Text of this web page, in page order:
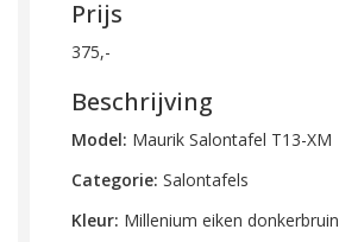
Prijs
375,-
Beschrijving
Model: Maurik Salontafel T13-XM
Categorie: Salontafels
Kleur: Millenium eiken donkerbruin